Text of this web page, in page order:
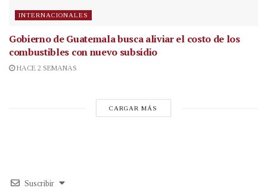
INTERNACIONALES
Gobierno de Guatemala busca aliviar el costo de los
combustibles con nuevo subsidio
HACE 2 SEMANAS
CARGAR MÁS
Suscribir